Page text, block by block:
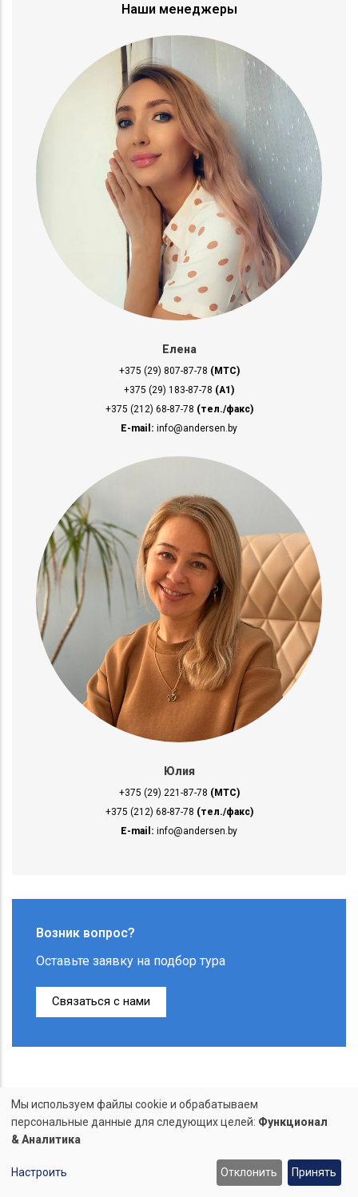
Наши менеджеры
Елена
+375 (29) 807-87-78 (МТС)
+375 (29) 183-87-78 (A1)
+375 (212) 68-87-78 (тел./факс)
E-mail: info@andersen.by
Юлия
+375 (29) 221-87-78 (МТС)
+375 (212) 68-87-78 (тел./факс)
E-mail: info@andersen.by
Возник вопрос?
Оставьте заявку на подбор тура
Связаться с нами
Новости
Экскурсионные туры в Санкт-Петербург для
школьников из Минска и Витебска
Использование
данных
Мы используем файлы cookie и обрабатываем
персональные данные для следующих целей: Функционал
& Аналитика
Настроить Отклонить Принять